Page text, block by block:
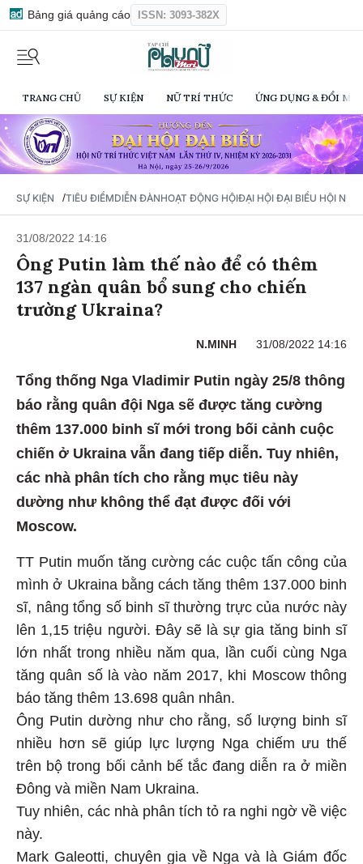
Bảng giá quảng cáo ISSN: 3093-382X
TRANG CHỦ SỰ KIỆN NỮ TRÍ THỨC ỨNG DỤNG & ĐỔI
SỰ KIỆN /TIÊU ĐIỂMDIỄN ĐÀNHOẠT ĐỘNG HỘIĐẠI HỘI ĐẠI BIỂU HỘI NỮ
31/08/2022 14:16
Ông Putin làm thế nào để có thêm
137 ngàn quân bổ sung cho chiến
trường Ukraina?
N.MINH 31/08/2022 14:16
Tổng thống Nga Vladimir Putin ngày 25/8 thông
báo rằng quân đội Nga sẽ được tăng cường
thêm 137.000 binh sĩ mới trong bối cảnh cuộc
chiến ở Ukraina vẫn đang tiếp diễn. Tuy nhiên,
các nhà phân tích cho rằng mục tiêu này
dường như không thể đạt được đối với
Moscow.
TT Putin muốn tăng cường các cuộc tấn công của
mình ở Ukraina bằng cách tăng thêm 137.000 binh
sĩ, nâng tổng số binh sĩ thường trực của nước này
lên 1,15 triệu người. Đây sẽ là sự gia tăng binh sĩ
lớn nhất trong nhiều năm qua, lần cuối cùng Nga
tăng quân số là vào năm 2017, khi Moscow thông
báo tăng thêm 13.698 quân nhân.
Ông Putin dường như cho rằng, số lượng binh sĩ
nhiều hơn sẽ giúp lực lượng Nga chiếm ưu thế
trên bộ trong bối cảnh bế tắc đang diễn ra ở miền
Đông và miền Nam Ukraina.
Tuy nhiên, các nhà phân tích tỏ ra nghi ngờ về việc
này.
Mark Galeotti, chuyên gia về Nga và là Giám đốc